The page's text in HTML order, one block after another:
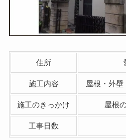
住所
施工内容 屋根・外
施工のきっかけ 屋根
工事日数